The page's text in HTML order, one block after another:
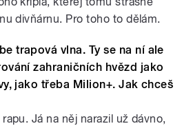
divňárnu. Pro toho to dělám.
trapová vlna. Ty se na ní ale
zahraničních hvězd jako
jako třeba Milion+. Jak chceš
Já na něj narazil už dávno,